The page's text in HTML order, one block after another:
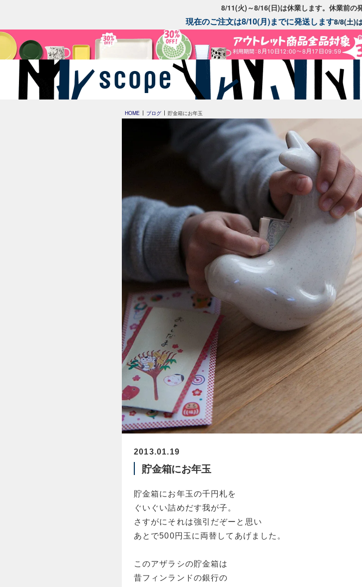
8/11(火)～8/16(日)は休業します。休業前の
現在のご注文は8/10(月)までに発送します8/8(土)
HOME ブログ 貯金箱にお年玉
2013.01.19
貯金箱にお年玉
貯金箱にお年玉の千円札を
ぐいぐい詰めだす我が子。
さすがにそれは強引だぞーと思い
あとで500円玉に両替してあげました。
このアザラシの貯金箱は
昔フィンランドの銀行の